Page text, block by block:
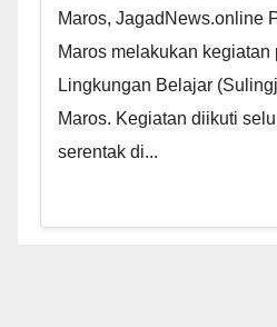
Maros, JagadNews.online
Maros melakukan
Lingkungan Belajar
Maros. Kegiatan diikuti
serentak di...